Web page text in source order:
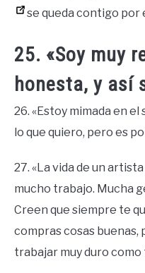
se queda contigo por
25. «Soy muy
honesta, y así
26. «Estoy mimada en
lo que quiero, pero es
27. «La vida de un
mucho trabajo. Mucha
Creen que siempre te
compras cosas buenas,
trabajar muy duro como